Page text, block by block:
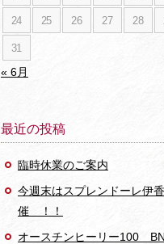
24 25 26 27 28
31
« 6月
最近の投稿
臨時休業のご案内
今週末はスプレンドーレ伊
催 ！！
オースチンヒーリー100